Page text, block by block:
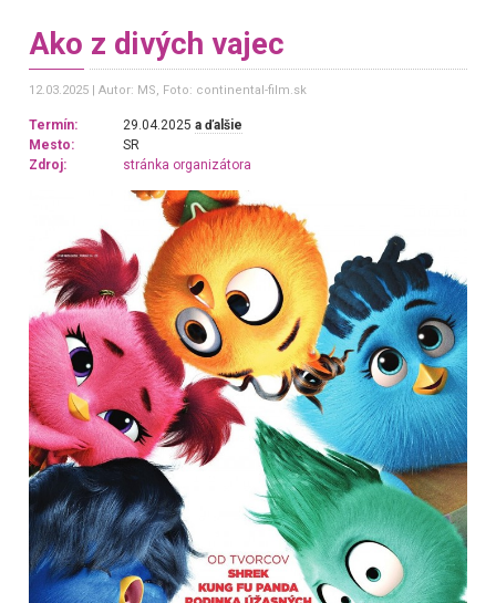
Ako z divých vajec
12.03.2025 Autor: MS, Foto: continental-film.sk
Termín: 29.04.2025a ďalšie
Mesto:
SR
Zdroj:
stránka organizátora